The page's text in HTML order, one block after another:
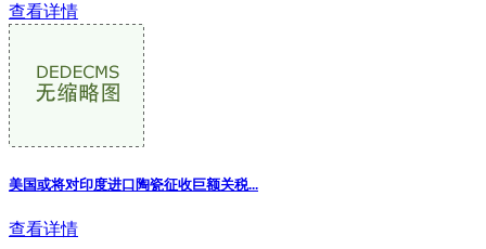
查看详情
美国或将对印度进口陶瓷征收巨额关税...
查看详情